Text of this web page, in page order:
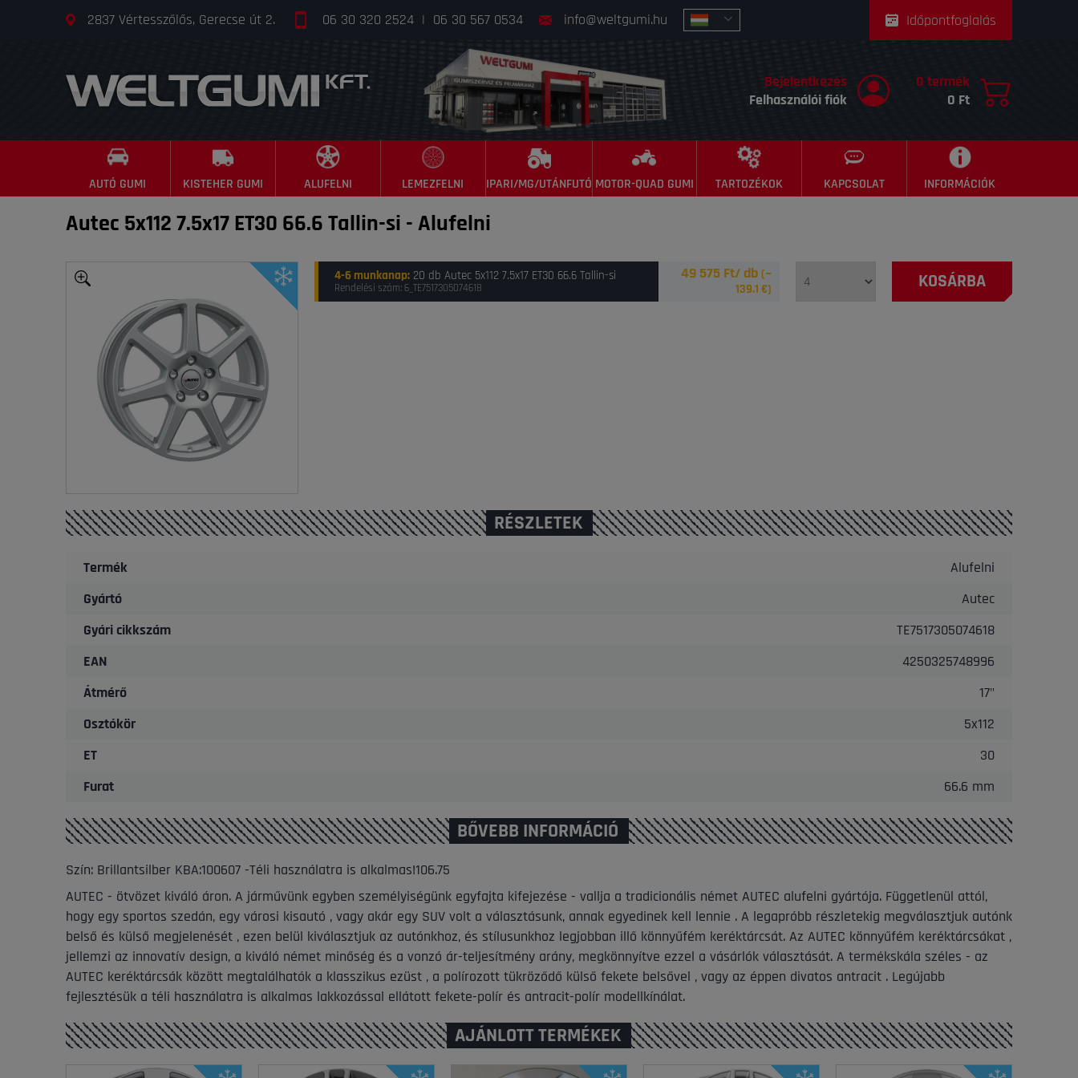
2837 Vértesszőlős, Gerecse út 2. 06 30 320 2524 | 06 30 567 0534 info@weltgumi.hu Időpontfoglalás
Bejelentkezés
Felhasználói fiók
0 termék
0 Ft
AUTÓ GUMI KISTEHER GUMI ALUFELNI LEMEZFELNI IPARI/MG/UTÁNFUTÓ MOTOR-QUAD GUMI TARTOZÉKOK KAPCSOLAT INFORMÁCIÓK
Autec 5x112 7.5x17 ET30 66.6 Tallin-si -Alufelni
4-6 munkanap: 20 db Autec 5x112 7.5x17 ET30 66.6 Tallin-si
Rendelési szám: 6_TE7517305074618
49 575 Ft/ db (~
139.1 €) KOSÁRBA
RÉSZLETEK
Termék
Alufelni
Gyártó
Autec
Gyári cikkszám
TE7517305074618
EAN
4250325748996
Átmérő
17"
Osztókör
5x112
ET
30
Furat
66.6 mm
BŐVEBB INFORMÁCIÓ
Szín: Brillantsilber KBA:100607 -Téli használatra is alkalmas!106.75
AUTEC - ötvözet kiváló áron. A járművünk egyben személyiségünk egyfajta kifejezése - vallja a tradicionális német AUTEC alufelni gyártója. Függetlenül attól,
hogy egy sportos szedán, egy városi kisautó , vagy akár egy SUV volt a választásunk, annak egyedinek kell lennie . A legapróbb részletekig megválasztjuk autónk
belső és külső megjelenését , ezen belül kiválasztjuk az autónkhoz, és stílusunkhoz legjobban illő könnyűfém keréktárcsát. Az AUTEC könnyűfém keréktárcsákat ,
jellemzi az innovatív design, a kiváló német minőség és a vonzó ár-teljesítmény arány, megkönnyítve ezzel a vásárlók választását. A termékskála széles - az
AUTEC keréktárcsák között megtalálhatók a klasszikus ezüst , a polírozott tükröződő külső fekete belsővel , vagy az éppen divatos antracit . Legújabb
fejlesztésük a téli használatra is alkalmas lakkozással ellátott fekete-polír és antracit-polír modellkínálat.
AJÁNLOTT TERMÉKEK